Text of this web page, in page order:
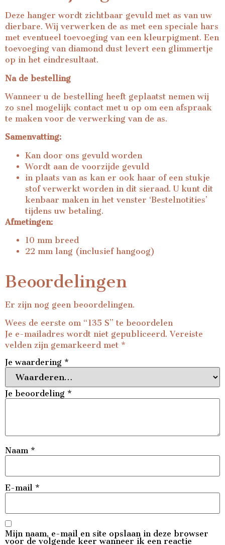
Deze hanger wordt zichtbaar gevuld met as van uw
dierbare. Wij verwerken de as met een speciale hars
met eventueel toevoeging van een kleurpigment. Een
toevoeging van diamond dust levert een glimmertje
op in het eindresultaat.
Na de bestelling
Wanneer u de bestelling heeft geplaatst nemen wij
zo snel mogelijk contact met u op om een afspraak
te maken voor de verwerking van de as.
Samenvatting:
Kan door ons gevuld worden
Wordt aan de voorzijde gevuld
in plaats van as kan er ook haar of een stukje
stof verwerkt worden in dit sieraad. U kunt dit
kenbaar maken in het venster ‘Bestelnotities’
tijdens uw betaling.
Afmetingen:
10 mm breed
22 mm lang (inclusief hangoog)
Beoordelingen
Er zijn nog geen beoordelingen.
Wees de eerste om “135 S” te beoordelen
Je e-mailadres wordt niet gepubliceerd. Vereiste
velden zijn gemarkeerd met *
Je waardering *
Je beoordeling *
Naam *
E-mail *
Mijn naam, e-mail en site opslaan in deze browser
voor de volgende keer wanneer ik een reactie